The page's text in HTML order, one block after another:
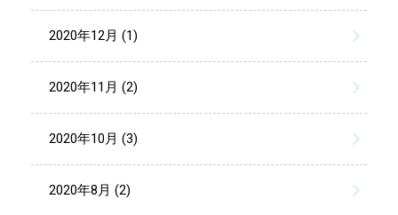
2020年12月 (1)
2020年11月 (2)
2020年10月 (3)
2020年8月 (2)